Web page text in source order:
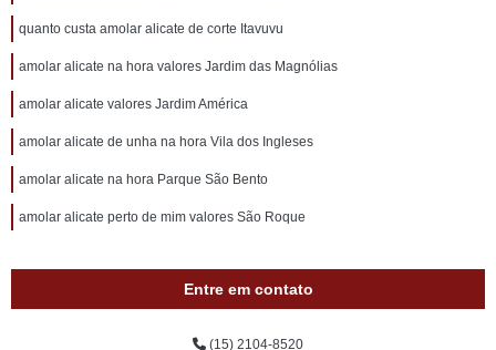
quanto custa amolar alicate de corte Itavuvu
amolar alicate na hora valores Jardim das Magnólias
amolar alicate valores Jardim América
amolar alicate de unha na hora Vila dos Ingleses
amolar alicate na hora Parque São Bento
amolar alicate perto de mim valores São Roque
Entre em contato
(15) 2104-8520